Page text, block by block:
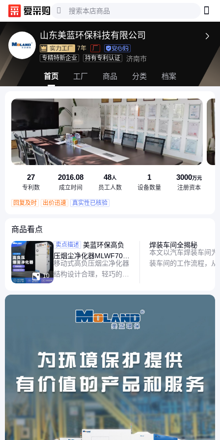
山东美蓝环保科技有限公司 
7年
厂
专精特新企业
持有专利认证 济南市
首页 工厂 商品 分类 档案
27
专利数
2016.08
成立时间
48人
员工人数
1
设备数量
3000万元
注册资本
回复及时 出价迅速 真实性已核验
商品看点
 10
卖点描述
压烟尘净化器MLWF70焊
接车间除尘器
移动式高负压烟尘净化器
结构设计合理，轻巧的机
可通过I/O端口远程控制
调速功能，可根据焊接电
流的大小调节吸风量，以
个吸尘口，通过软管可连
接各种专业吸尘口、
焊装车间全揭秘
本文以汽车焊装车间
装车间的工作流程，
智慧生产现场。